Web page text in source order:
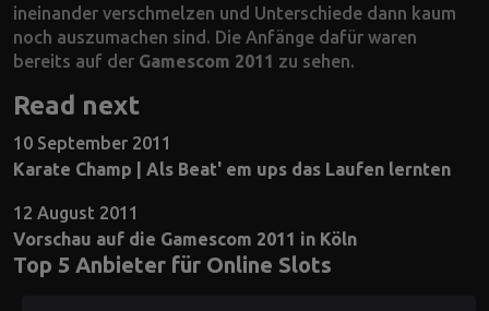
ineinander verschmelzen und Unterschiede dann kaum
noch auszumachen sind. Die Anfänge dafür waren
bereits auf der Gamescom 2011 zu sehen.
Read next
10 September 2011
Karate Champ | Als Beat' em ups das Laufen lernten
12 August 2011
Vorschau auf die Gamescom 2011 in Köln
Top 5 Anbieter für Online Slots